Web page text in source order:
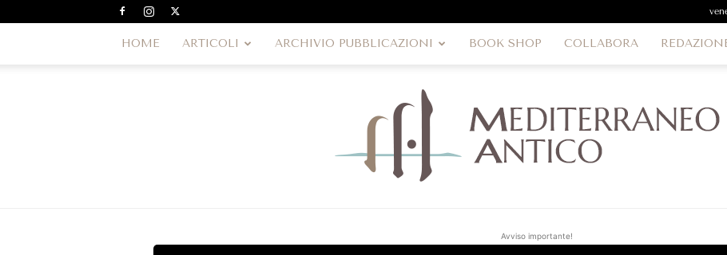
HOME ARTICOLI ARCHIVIO PUBBLICAZIONI BOOK SHOP COLLABORA
Avviso importante!